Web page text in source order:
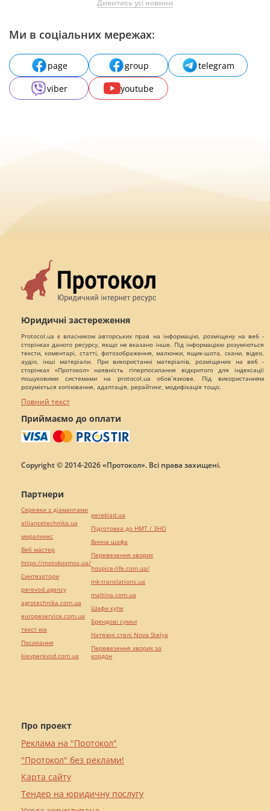
Дивитись усі новини
Ми в соціальних мережах:
page group
telegram
viber
youtube
Юридичні застереження
Protocol.ua є власником авторських прав на інформацію, розміщену на веб -
сторінках даного ресурсу, якщо не вказано інше. Під інформацією розуміються
тексти, коментарі, статті, фотозображення, малюнки, ящик-шота, скани, відео,
аудіо, інші матеріали. При використанні матеріалів, розміщених на веб -
сторінках «Протокол» наявність гіперпосилання відкритого для індексації
пошуковими системами на protocol.ua обов`язкове. Під використанням
розуміється копіювання, адаптація, рерайтинг, модифікація тощо.
Повний текст
Приймаємо до оплати
Copyright © 2014-2026 «Протокол». Всі права захищені.
Про проект
Реклама на "Протокол"
"Протокол" без реклами!
Карта сайту
Тендер на юридичну послугу
Партнери
Сережки з діамантами
alliancetechnika.ua
миралинкс
Веб мастер
https://motokosmos.ua/
Синтезатори
perevod.agency
agrotechnika.com.ua
europeservice.com.ua
текст юа
Посилання
kievperevod.com.ua
pereklad.ua
Підготовка до НМТ / ЗНО
Винна шафа
Перевезення хворих
hospice-life.com.ua/
mk-translations.ua
maltina.com.ua
Шафи купе
Брендові сумки
Натяжні стелі Nova Stelya
Перевезення хворих за
кордон